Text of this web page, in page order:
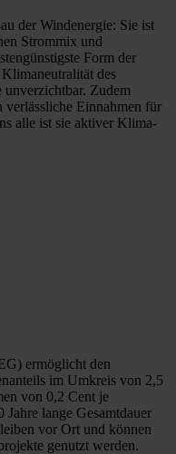
der Windenergie: Sie ist
Strommix und
Form der
des
unverzichtbar. Zudem
verlässliche Einnahmen für
alle ist sie aktiver Klima-
ermöglicht den
im Umkreis von 2,5
von 0,2 Cent je
lange Gesamtdauer
vor Ort und können
genutzt werden.